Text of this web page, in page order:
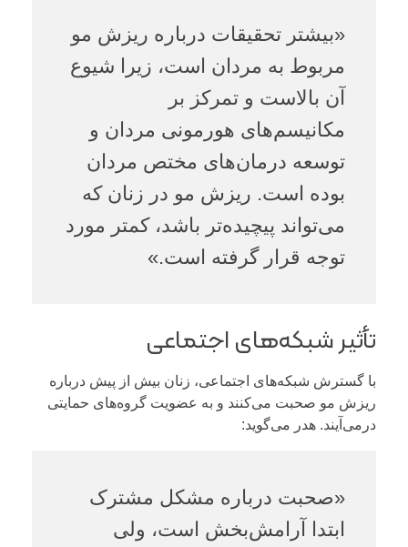
«بیشتر تحقیقات درباره ریزش مو
مربوط به مردان است، زیرا شیوع
آن بالاست و تمرکز بر
مکانیسم‌های هورمونی مردان و
توسعه درمان‌های مختص مردان
بوده است. ریزش مو در زنان که
می‌تواند پیچیده‌تر باشد، کمتر مورد
توجه قرار گرفته است.»
تأثیر شبکه‌های اجتماعی
با گسترش شبکه‌های اجتماعی، زنان بیش از پیش درباره
ریزش مو صحبت می‌کنند و به عضویت گروه‌های حمایتی
درمی‌آیند. هدر می‌گوید:
«صحبت درباره مشکل مشترک
ابتدا آرامش‌بخش است، ولی